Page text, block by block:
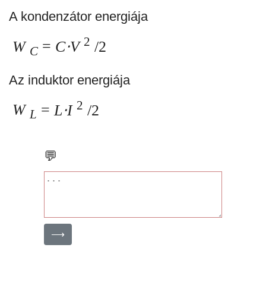
A kondenzátor energiája
W C = C⋅V 2 /2
Az induktor energiája
W L = L⋅I 2 /2
💬
⟶